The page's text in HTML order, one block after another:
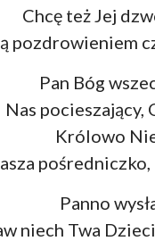
Chcę też Jej
pozdrowieniem
Pan Bóg
Nas pocieszający,
Królowo
pośredniczko,
Panno
niech Twa